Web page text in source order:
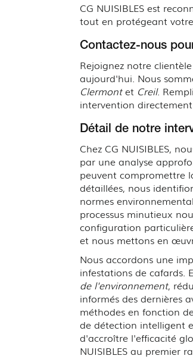
CG NUISIBLES est
tout en protégeant
Contactez-nous
Rejoignez notre
aujourd'hui. Nous
Clermontet Creil.
intervention
Détail de notre
Chez CG NUISIBLES,
par une analyse
peuvent compromettre
détaillées, nous
normes
processus minutieux
configuration
et nous mettons en
Nous accordons une
infestations de cafards.
de l'environnement,
informés des dernières
méthodes en fonction
de détection intelligent
d'accroître l'efficacité
NUISIBLES au premier